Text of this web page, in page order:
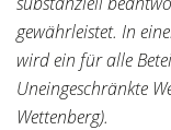
gewährleistet. In
wird ein für alle
Uneingeschränkte
Wettenberg).